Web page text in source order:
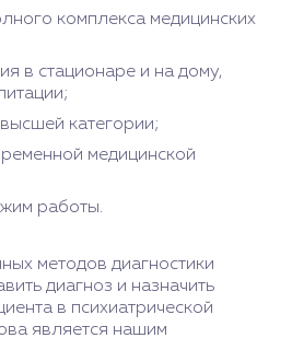
комплекса медицинских
в стационаре и на дому,
категории;
медицинской
работы.
методов диагностики
диагноз и назначить
в психиатрической
является нашим